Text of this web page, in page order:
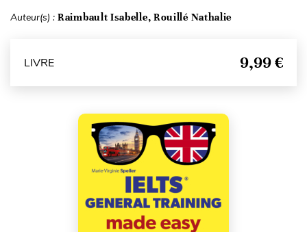
Auteur(s) : Raimbault Isabelle, Rouillé Nathalie
LIVRE 9,99 €